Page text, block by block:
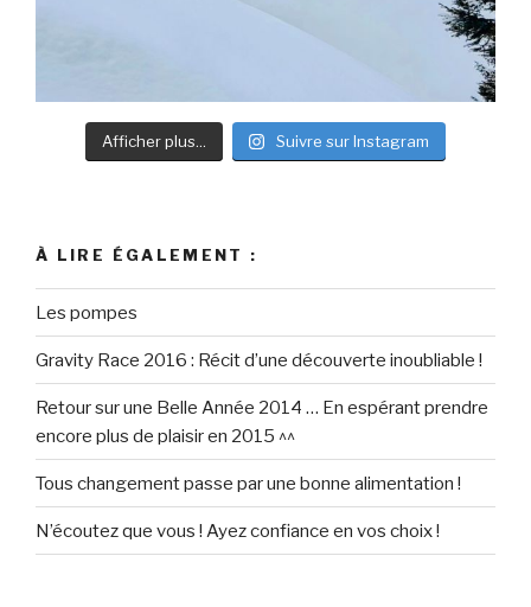
Afficher plus... Suivre sur Instagram
À LIRE ÉGALEMENT :
Les pompes
Gravity Race 2016 : Récit d’une découverte inoubliable !
Retour sur une Belle Année 2014 … En espérant prendre
encore plus de plaisir en 2015 ^^
Tous changement passe par une bonne alimentation !
N’écoutez que vous ! Ayez confiance en vos choix !